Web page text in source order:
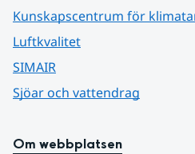
Kunskapscentrum för
Luftkvalitet
SIMAIR
Sjöar och vattendrag
Om webbplatsen